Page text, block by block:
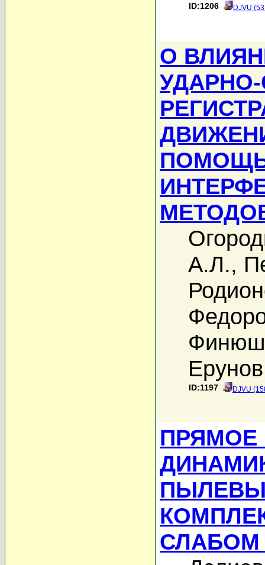
ID:1206 DJVU
О
А.Л.,
ID:1197 DJVU
ПРЯМОЕ
СЛАБОМ